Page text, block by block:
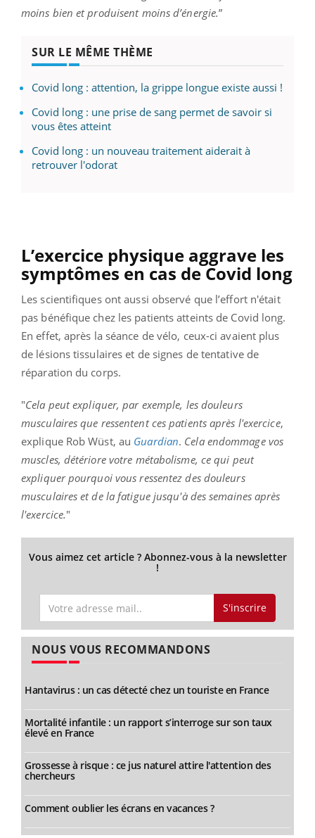
moins bien et produisent moins d’énergie.”
SUR LE MÊME THÈME
Covid long : attention, la grippe longue existe aussi !
Covid long : une prise de sang permet de savoir si
vous êtes atteint
Covid long : un nouveau traitement aiderait à
retrouver l'odorat
L’exercice physique aggrave les
symptômes en cas de Covid long
Les scientifiques ont aussi observé que l’effort n'était
pas bénéfique chez les patients atteints de Covid long.
En effet, après la séance de vélo, ceux-ci avaient plus
de lésions tissulaires et de signes de tentative de
réparation du corps.
"Cela peut expliquer, par exemple, les douleurs
musculaires que ressentent ces patients après l'exercice,
explique Rob Wüst, au Guardian. Cela endommage vos
muscles, détériore votre métabolisme, ce qui peut
expliquer pourquoi vous ressentez des douleurs
musculaires et de la fatigue jusqu'à des semaines après
l'exercice."
Vous aimez cet article ? Abonnez-vous à la newsletter
!
S'inscrire
NOUS VOUS RECOMMANDONS
Hantavirus : un cas détecté chez un touriste en France
Mortalité infantile : un rapport s’interroge sur son taux
élevé en France
Grossesse à risque : ce jus naturel attire l'attention des
chercheurs
Comment oublier les écrans en vacances ?